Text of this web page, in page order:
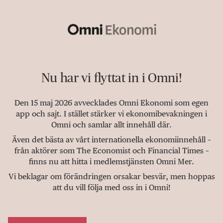
Nu har vi flyttat in i Omni!
Den 15 maj 2026 avvecklades Omni Ekonomi som egen
app och sajt. I stället stärker vi ekonomibevakningen i
Omni och samlar allt innehåll där.
Även det bästa av vårt internationella ekonomiinnehåll –
från aktörer som The Economist och Financial Times –
finns nu att hitta i medlemstjänsten Omni Mer.
Vi beklagar om förändringen orsakar besvär, men hoppas
att du vill följa med oss in i Omni!